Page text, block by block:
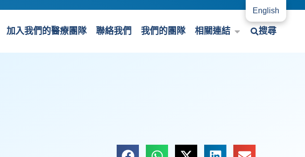
English
加入我們的醫療團隊 聯絡我們 我們的團隊 相關連結 搜尋